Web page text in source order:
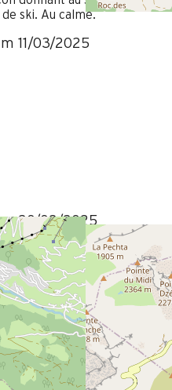
ski. Au calme.
11/03/2025
20/02/2025